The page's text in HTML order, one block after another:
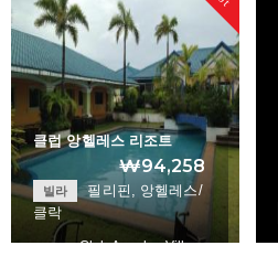
클럽 앙헬레스 리조트
₩94,258
빌라
필리핀, 앙헬레스/
클락
Club Angeles Vill…